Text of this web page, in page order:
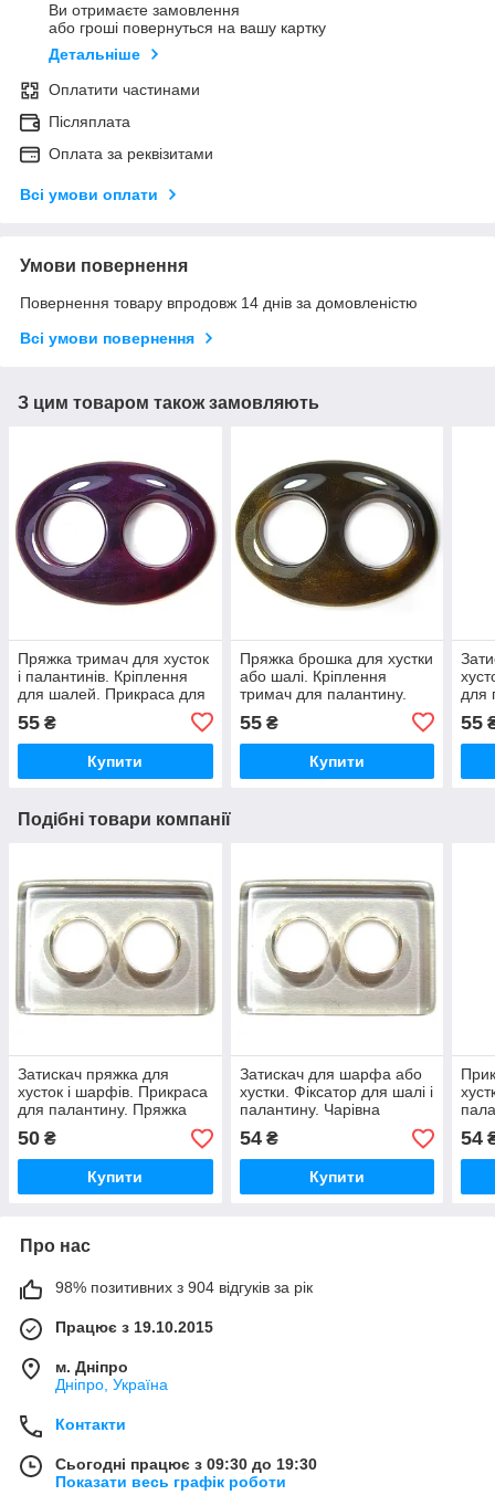
Ви отримаєте замовлення
або гроші повернуться на вашу картку
Детальніше
Оплатити частинами
Післяплата
Оплата за реквізитами
Всі умови оплати
Умови повернення
Повернення товару впродовж 14 днів за домовленістю
Всі умови повернення
З цим товаром також замовляють
Пряжка тримач для хусток
і палантинів. Кріплення
для шалей. Прикраса для
55 ₴
Купити
Пряжка брошка для хустки
або шалі. Кріплення
тримач для палантину.
хустки
55₴
Купити
для
55
Подібні товари компанії
Затискач пряжка для
хусток і шарфів. Прикраса
для палантину. Пряжка
для легкої шалі
50 ₴
Купити
Затискач для шарфа або
хустки. Фіксатор для шалі і
палантину. Чарівна
пряжка для теплих
шарфів
54₴
Купити
54
Про нас
98% позитивних з 904 відгуків за рік
Працює з 19.10.2015
м. Дніпро
Дніпро, Україна
Контакти
Сьогодні працює з 09:30 до 19:30
Показати весь графік роботи